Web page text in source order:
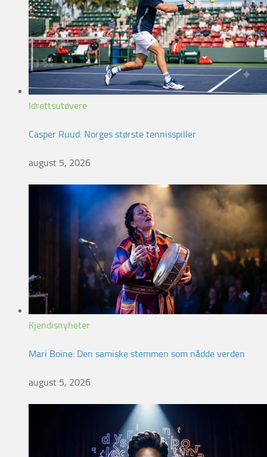
Idrettsutøvere
Casper Ruud: Norges største tennisspiller
august 5, 2026
Kjendisnyheter
Mari Boine: Den samiske stemmen som nådde verden
august 5, 2026